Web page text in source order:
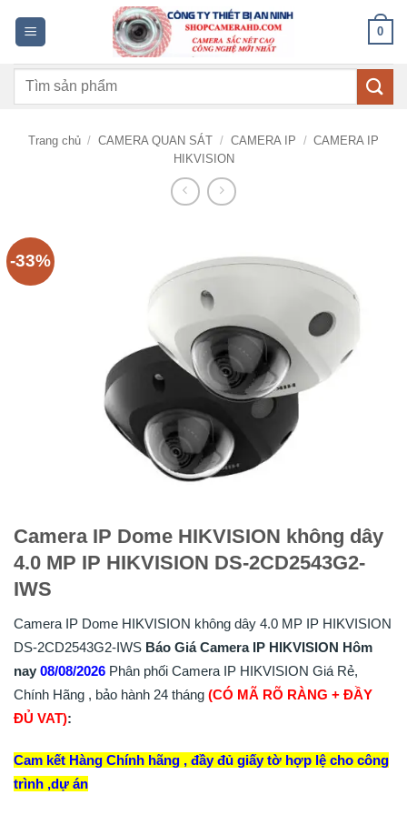
dung
0
Tìm
Trang chủ / CAMERA QUAN SÁT / CAMERA IP / CAMERA IP
HIKVISION
-33%
Camera IP Dome HIKVISION không dây
4.0 MP IP HIKVISION DS-2CD2543G2-
IWS
Camera IP Dome HIKVISION không dây 4.0 MP IP HIKVISION
DS-2CD2543G2-IWS Báo Giá Camera IP HIKVISION Hôm
nay 08/08/2026 Phân phối Camera IP HIKVISION Giá Rẻ,
Chính Hãng , bảo hành 24 tháng (CÓ MÃ RÕ RÀNG + ĐẦY
ĐỦ VAT):
Cam kết Hàng Chính hãng , đầy đủ giấy tờ hợp lệ cho công
trình ,dự án